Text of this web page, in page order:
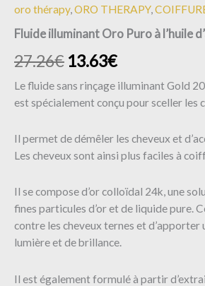
oro thérapy, ORO THERAPY,
Fluide illuminant Oro Puro à l’huile
27.26€ 13.63€
Le fluide sans rinçage illuminant Gold
est spécialement conçu pour sceller les
Il permet de démêler les cheveux et
Les cheveux sont ainsi plus faciles à
Il se compose d’or colloïdal 24k, une
fines particules d’or et de liquide pure.
contre les cheveux ternes et d’apporter
lumière et de brillance.
Il est également formulé à partir